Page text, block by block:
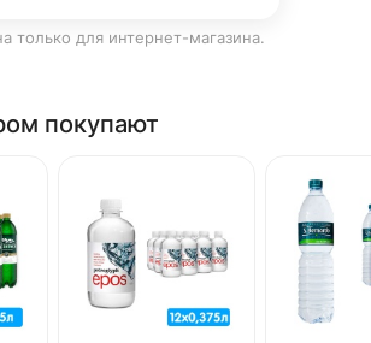
только для интернет-магазина.
покупают